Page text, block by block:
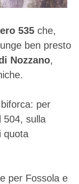
535 che,
ben presto
Nozzano,
per
504, sulla
quota
per Fossola e